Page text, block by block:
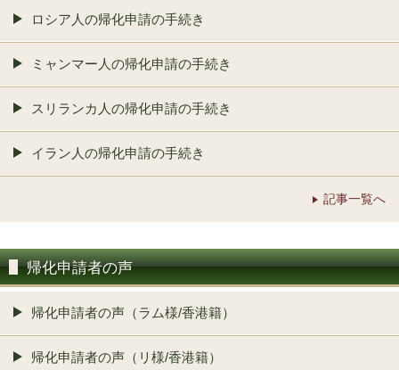
ロシア人の帰化申請の手続き
ミャンマー人の帰化申請の手続き
スリランカ人の帰化申請の手続き
イラン人の帰化申請の手続き
記事一覧へ
帰化申請者の声
帰化申請者の声（ラム様/香港籍）
帰化申請者の声（リ様/香港籍）